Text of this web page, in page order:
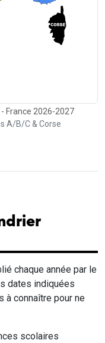
France 2026-2027
A/B/C & Corse
chaque année par le
dates indiquées
à connaître pour ne
scolaires